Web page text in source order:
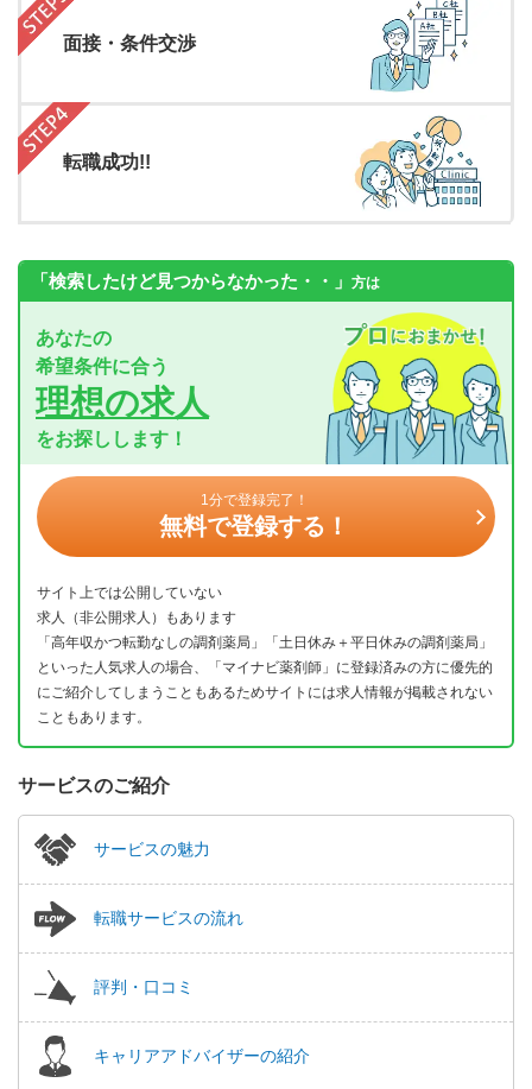
面接・条件交渉
転職成功!!
「検索したけど見つからなかった・・」 方は
あなたの
希望条件に合う
理想の求人
をお探しします！
1分で登録完了！
無料で登録する！
サイト上では公開していない
求人（非公開求人）もあります
「高年収かつ転勤なしの調剤薬局」「土日休み＋平日休みの調剤薬局」
といった人気求人の場合、「マイナビ薬剤師」に登録済みの方に優先的
にご紹介してしまうこともあるためサイトには求人情報が掲載されない
こともあります。
サービスのご紹介
サービスの魅力
転職サービスの流れ
評判・口コミ
キャリアアドバイザーの紹介